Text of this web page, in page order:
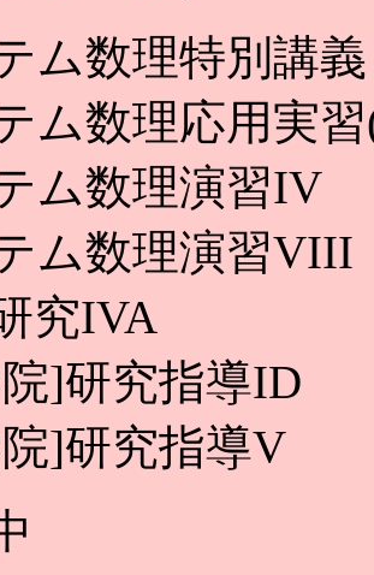
ム数理特別講義
ム数理応用実
ム数理演習IV
ム数理演習VIII
究IVA
]研究指導ID
]研究指導V